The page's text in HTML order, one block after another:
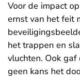
Voor de impact
ernst van het feit
het trappen en
vluchten. Ook
geen kans het